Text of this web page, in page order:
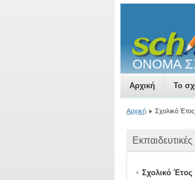
ΟΝΟΜΑ
Αρχική Το
Αρχική Σχολικό
Σχολικό Έτος